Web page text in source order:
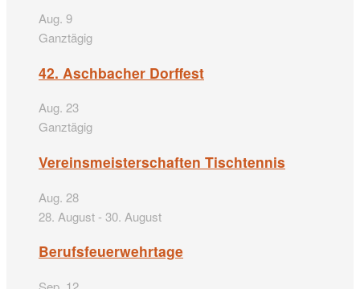
Aug. 9
Ganztägig
42. Aschbacher Dorffest
Aug. 23
Ganztägig
Vereinsmeisterschaften Tischtennis
Aug. 28
28. August - 30. August
Berufsfeuerwehrtage